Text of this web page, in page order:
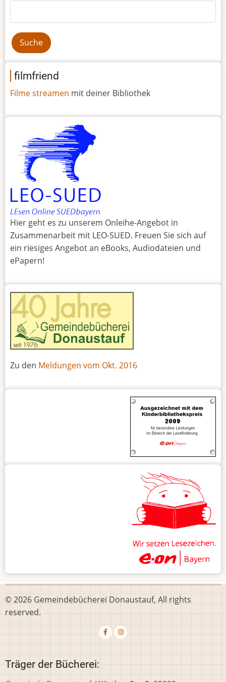
filmfriend
Filme streamen mit deiner Bibliothek
Hier geht es zu unserem Onleihe-Angebot in
Zusammenarbeit mit LEO-SUED. Freuen Sie sich auf
ein riesiges Angebot an eBooks, Audiodateien und
ePapern!
Zu den Meldungen vom Okt. 2016
© 2026 Gemeindebücherei Donaustauf, All rights
reserved.
Träger der Bücherei: